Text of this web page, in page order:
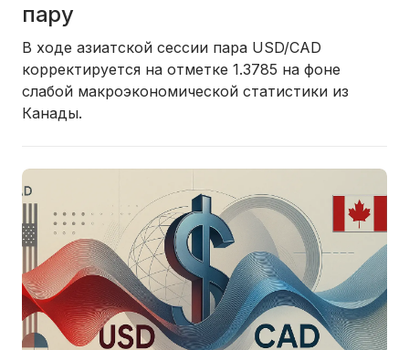
пару
В ходе азиатской сессии пара USD/CAD
корректируется на отметке 1.3785 на фоне
слабой макроэкономической статистики из
Канады.